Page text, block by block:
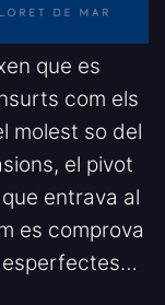
que es
com els
molest so del
el pivot
entrava al
es comprova